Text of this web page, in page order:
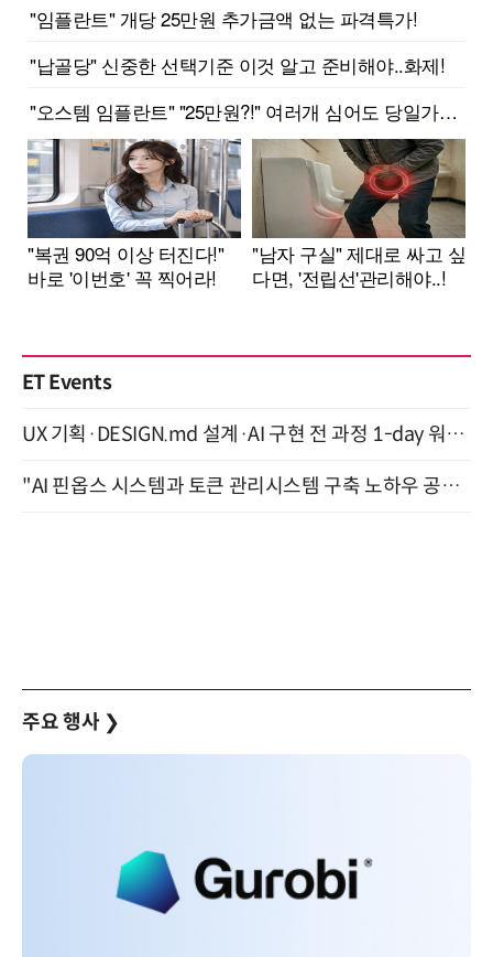
ET Events
UX 기획·DESIGN.md 설계·AI 구현 전 과정 1-day 워크숍 with Claude Code·Codex 9월 15일 개최
"AI 핀옵스 시스템과 토큰 관리시스템 구축 노하우 공개" 잠실 한국광고문화회관 2층 대회의실 (8/21)
주요 행사 ❯